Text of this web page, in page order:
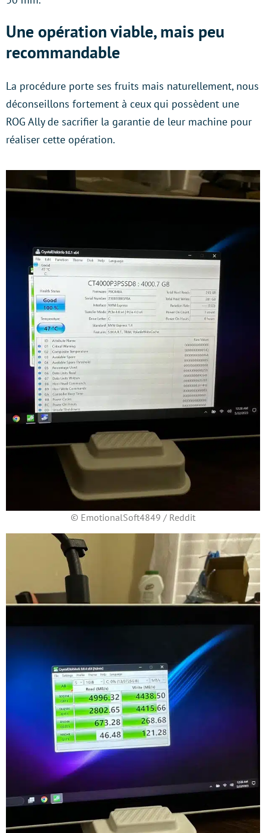
Une opération viable, mais peu
recommandable
La procédure porte ses fruits mais naturellement, nous
déconseillons fortement à ceux qui possèdent une
ROG Ally de sacrifier la garantie de leur machine pour
réaliser cette opération.
© EmotionalSoft4849 / Reddit